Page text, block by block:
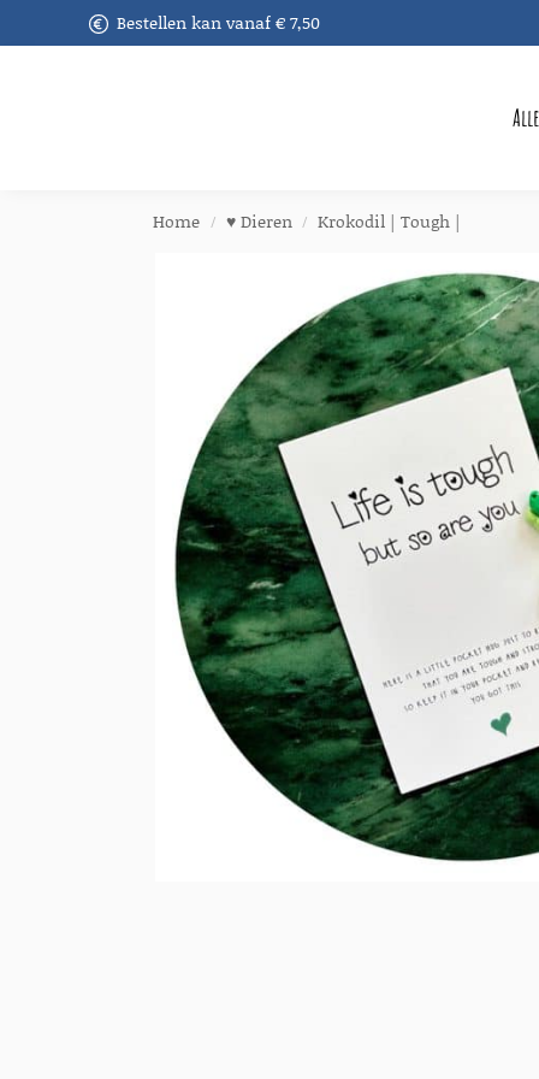
Bestellen kan vanaf € 7,50
Recent toegevoegd
Home / ♥︎ Dieren / Krokodil | Tough |